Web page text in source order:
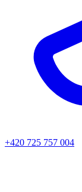
+420 725 757 004